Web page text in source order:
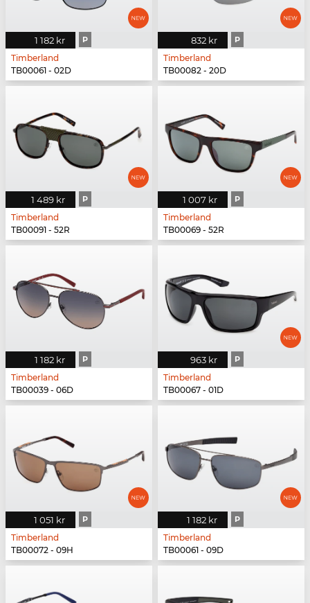
1 182 kr P
Timberland
TB00061 - 02D
832 kr P
Timberland
TB00082 - 20D
1 489 kr P
Timberland
TB00091 - 52R
1 007 kr P
Timberland
TB00069 - 52R
1 182 kr P
Timberland
TB00039 - 06D
963 kr P
Timberland
TB00067 - 01D
1 051 kr P
Timberland
TB00072 - 09H
1 182 kr P
Timberland
TB00061 - 09D